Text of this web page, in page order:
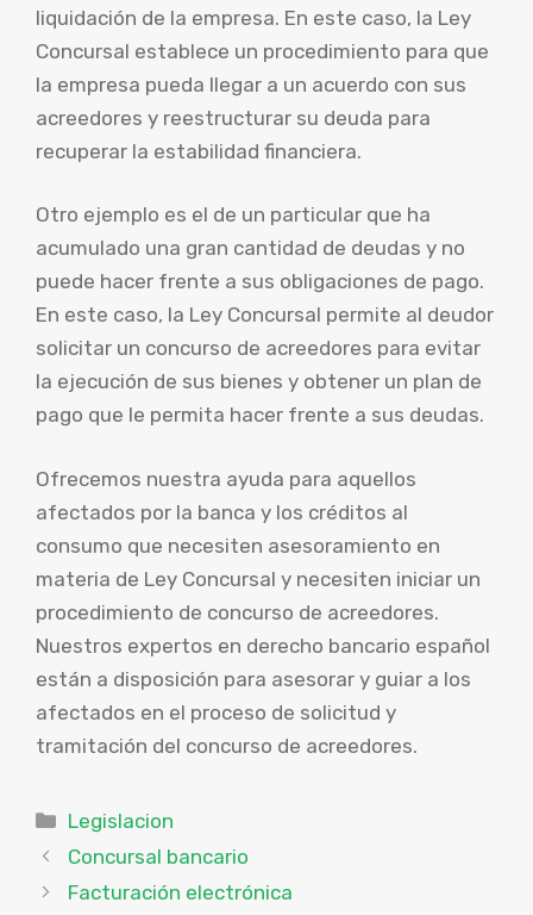
liquidación de la empresa. En este caso, la Ley
Concursal establece un procedimiento para que
la empresa pueda llegar a un acuerdo con sus
acreedores y reestructurar su deuda para
recuperar la estabilidad financiera.
Otro ejemplo es el de un particular que ha
acumulado una gran cantidad de deudas y no
puede hacer frente a sus obligaciones de pago.
En este caso, la Ley Concursal permite al deudor
solicitar un concurso de acreedores para evitar
la ejecución de sus bienes y obtener un plan de
pago que le permita hacer frente a sus deudas.
Ofrecemos nuestra ayuda para aquellos
afectados por la banca y los créditos al
consumo que necesiten asesoramiento en
materia de Ley Concursal y necesiten iniciar un
procedimiento de concurso de acreedores.
Nuestros expertos en derecho bancario español
están a disposición para asesorar y guiar a los
afectados en el proceso de solicitud y
tramitación del concurso de acreedores.
Categorías
Legislacion
Concursal bancario
Facturación electrónica